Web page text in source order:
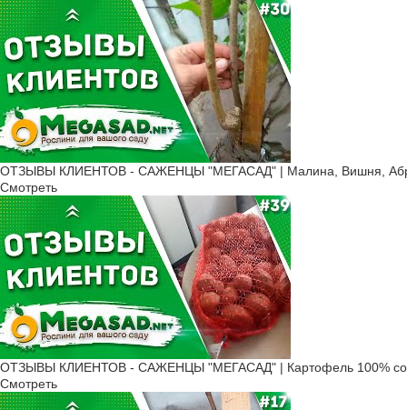
ОТЗЫВЫ КЛИЕНТОВ - САЖЕНЦЫ "МЕГАСАД" | Малина, Вишня,
Смотреть
ОТЗЫВЫ КЛИЕНТОВ - САЖЕНЦЫ "МЕГАСАД" | Картофель 100%
Смотреть